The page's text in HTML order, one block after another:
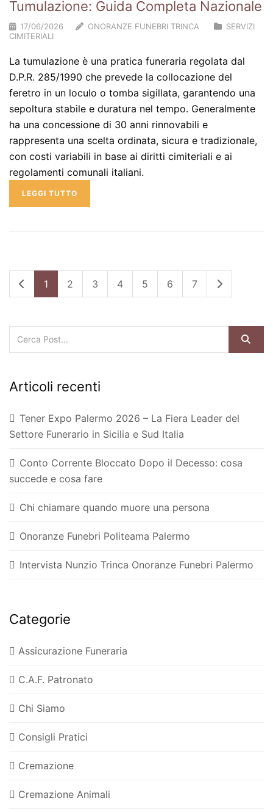
Tumulazione: Guida Completa Nazionale
17/06/2026 ONORANZE FUNEBRI TRINCA
SERVIZI
CIMITERIALI
La tumulazione è una pratica funeraria regolata dal
D.P.R. 285/1990 che prevede la collocazione del
feretro in un loculo o tomba sigillata, garantendo una
sepoltura stabile e duratura nel tempo. Generalmente
ha una concessione di 30 anni rinnovabili e
rappresenta una scelta ordinata, sicura e tradizionale,
con costi variabili in base ai diritti cimiteriali e ai
regolamenti comunali italiani.
LEGGI TUTTO
1 2 3 4 5 6 7
Articoli recenti
Tener Expo Palermo 2026 – La Fiera Leader del
Settore Funerario in Sicilia e Sud Italia
Conto Corrente Bloccato Dopo il Decesso: cosa
succede e cosa fare
Chi chiamare quando muore una persona
Onoranze Funebri Politeama Palermo
Intervista Nunzio Trinca Onoranze Funebri Palermo
Categorie
Assicurazione Funeraria
C.A.F. Patronato
Chi Siamo
Consigli Pratici
Cremazione
Cremazione Animali